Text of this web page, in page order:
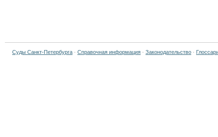
Суды Санкт-Петербурга · Справочная информация · Законодательство ·